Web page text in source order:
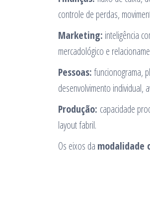
controle de perdas,
Marketing: inteligência
mercadológico e
Pessoas:funcionograma,
desenvolvimento individual,
Produção: capacidade
layout fabril.
Os eixos da modalidade